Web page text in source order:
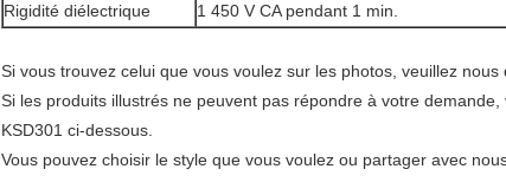
Rigidité diélectrique
1 450 V CA pendant 1 min.
Si vous trouvez celui que vous voulez sur les photos, veuillez nous
Si les produits illustrés ne peuvent pas répondre à votre
KSD301 ci-dessous.
Vous pouvez choisir le style que vous voulez ou partager avec